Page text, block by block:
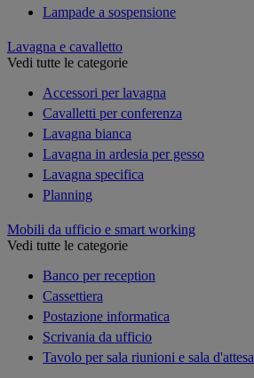
Lampade a sospensione
Lavagna e cavalletto
Vedi tutte le categorie
Accessori per lavagna
Cavalletti per conferenza
Lavagna bianca
Lavagna in ardesia per gesso
Lavagna specifica
Planning
Mobili da ufficio e smart working
Vedi tutte le categorie
Banco per reception
Cassettiera
Postazione informatica
Scrivania da ufficio
Tavolo per sala riunioni e sala d'attesa